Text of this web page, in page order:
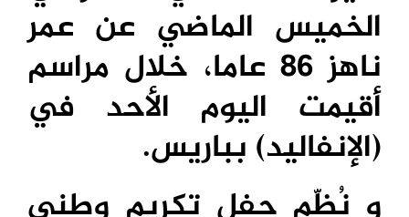
الخميس الماضي عن عمر
ناهز 86 عاما، خلال مراسم
أقيمت اليوم الأحد في
(الإنفاليد) بباريس.